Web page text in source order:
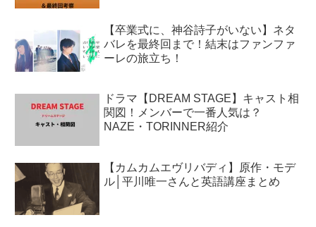
【卒業式に、神谷詩子がいない】ネタ
バレを最終回まで！結末はファンファ
ーレの旅立ち！
ドラマ【DREAM STAGE】キャスト相
関図！メンバーで一番人気は？
NAZE・TORINNER紹介
【カムカムエヴリバディ】原作・モデ
ル│平川唯一さんと英語講座まとめ